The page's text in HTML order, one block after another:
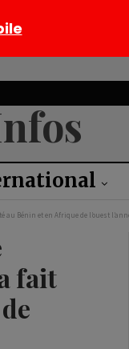
au Bénin et en Afrique de l’ouest
fait